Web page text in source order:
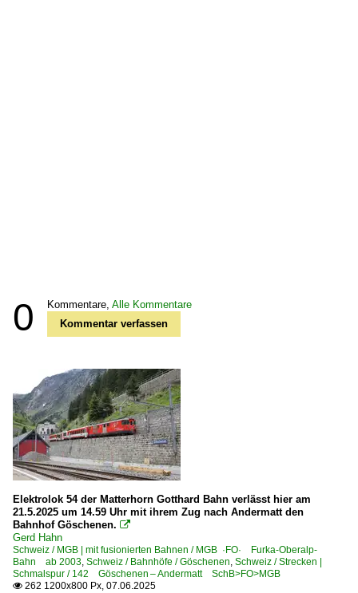
0 Kommentare, Alle Kommentare
Kommentar verfassen
Elektrolok 54 der Matterhorn Gotthard Bahn verlässt hier am
21.5.2025 um 14.59 Uhr mit ihrem Zug nach Andermatt den
Bahnhof Göschenen. 
Gerd Hahn
Schweiz / MGB | mit fusionierten Bahnen / MGB ·FO· Furka-Oberalp-
Bahn ab 2003, Schweiz / Bahnhöfe / Göschenen, Schweiz / Strecken |
Schmalspur / 142 Göschenen – Andermatt SchB>FO>MGB
 262 1200x800 Px, 07.06.2025